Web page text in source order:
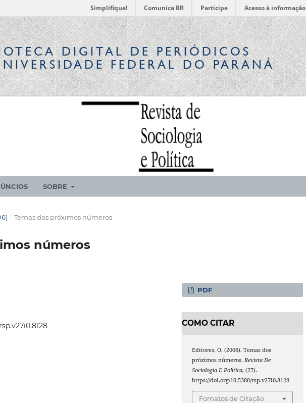
Simplifique! Comunica BR Participe Acesso à informação
DIGITALDE PERIÓDICOS
FEDERAL DO PARANÁ
SOBRE
/ Temas dos próximos números
números
PDF
COMO CITAR
Editores, O. (2006). Temas dos
próximos números.Revista De
Sociologia E Política, (27).
https://doi.org/10.5380/rsp.v27i0.8128
Fomatos de Citação